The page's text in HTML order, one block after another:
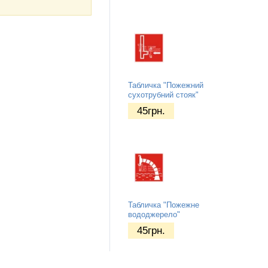
Табличка "Пожежний
сухотрубний стояк"
45грн.
Табличка "Пожежне
вододжерело"
45грн.